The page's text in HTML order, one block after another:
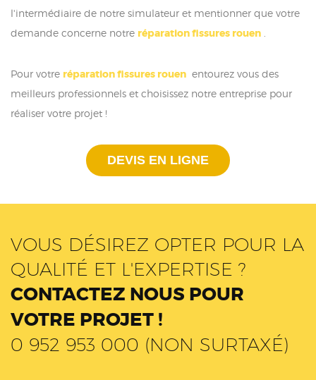
l'intermédiaire de notre simulateur et mentionner que votre
demande concerne notre réparation fissures rouen
Pour votre réparation fissures rouen entourez vous des
meilleurs professionnels et choisissez notre entreprise pour
réaliser votre projet !
DEVIS EN LIGNE
VOUS DÉSIREZ OPTER POUR LA
QUALITÉ ET L'EXPERTISE ?
CONTACTEZ NOUS POUR
VOTRE PROJET !
0 952 953 000 (NON SURTAXÉ)